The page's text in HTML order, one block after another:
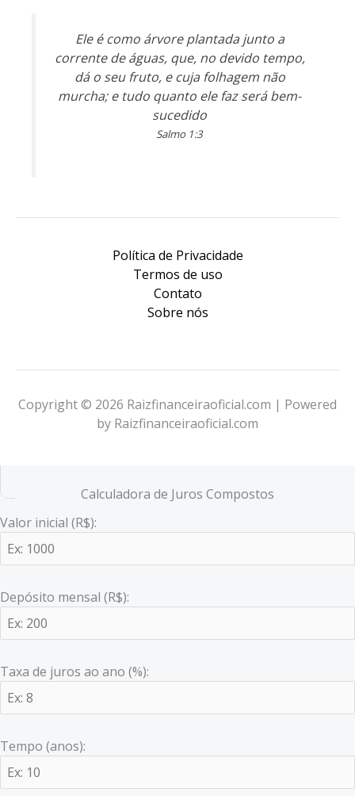
Ele é como árvore plantada junto a
corrente de águas, que, no devido tempo,
dá o seu fruto, e cuja folhagem não
murcha; e tudo quanto ele faz será bem-
sucedido
Salmo 1:3
Política de Privacidade
Termos de uso
Contato
Sobre nós
Copyright © 2026 Raizfinanceiraoficial.com | Powered
by Raizfinanceiraoficial.com
Calculadora de Juros Compostos
Valor inicial (R$):
Depósito mensal (R$):
Taxa de juros ao ano (%):
Tempo (anos):